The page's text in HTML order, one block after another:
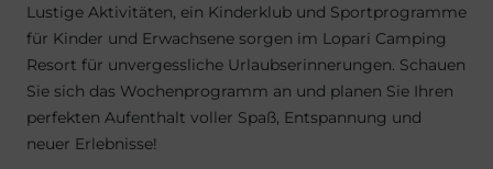
Lustige Aktivitäten, ein Kinderklub und Sportprogramme
für Kinder und Erwachsene sorgen im Lopari Camping
Resort für unvergessliche Urlaubserinnerungen. Schauen
Sie sich das Wochenprogramm an und planen Sie Ihren
perfekten Aufenthalt voller Spaß, Entspannung und
neuer Erlebnisse!